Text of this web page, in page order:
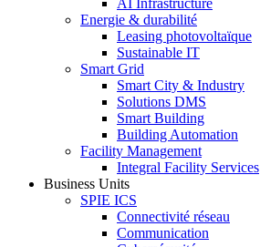
AI Infrastructure
Energie & durabilité
Leasing photovoltaïque
Sustainable IT
Smart Grid
Smart City & Industry
Solutions DMS
Smart Building
Building Automation
Facility Management
Integral Facility Services
Business Units
SPIE ICS
Connectivité réseau
Communication